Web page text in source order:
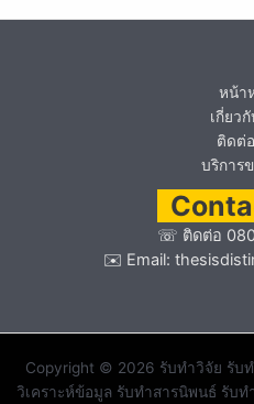
หน้า
เกี่ยวกั
ติดต่
บริการข
☏ ติดต่อ
✉️ Email:
Copyright © 2026 รับทำวิจัย รับ
วิเคราะห์ข้อมูล รับทำสารนิพนธ์ รับ